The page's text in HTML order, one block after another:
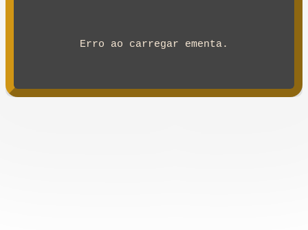
Erro ao carregar ementa.